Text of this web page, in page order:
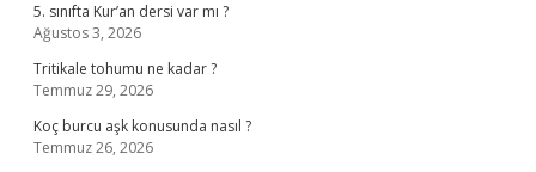
5. sınıfta Kur’an dersi var mı ?
Ağustos 3, 2026
Tritikale tohumu ne kadar ?
Temmuz 29, 2026
Koç burcu aşk konusunda nasıl ?
Temmuz 26, 2026